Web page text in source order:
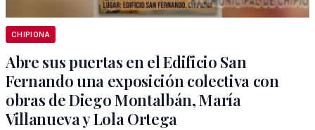
CHIPIONA
Abre sus puertas en el Edificio San
Fernando una exposición colectiva con
obras de Diego Montalbán, María
Villanueva y Lola Ortega